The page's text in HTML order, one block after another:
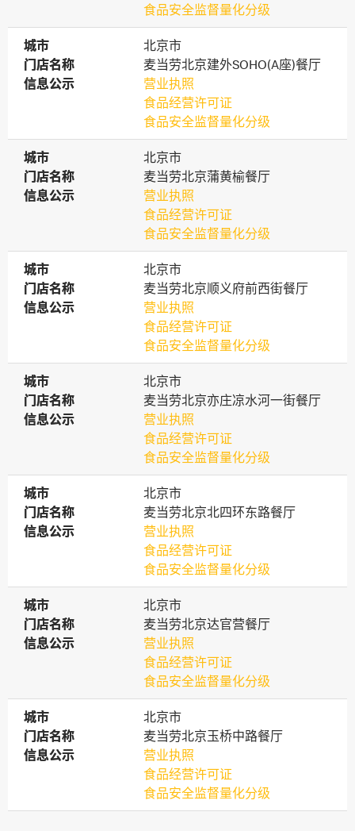
食品安全监督量化分级
城市
城市
北京市
门店名称
门店名称
麦当劳北京建外SOHO(A座)餐厅
信息公示
信息公示
营业执照
食品经营许可证
食品安全监督量化分级
城市
城市
北京市
门店名称
门店名称
麦当劳北京蒲黄榆餐厅
信息公示
信息公示
营业执照
食品经营许可证
食品安全监督量化分级
城市
城市
北京市
门店名称
门店名称
麦当劳北京顺义府前西街餐厅
信息公示
信息公示
营业执照
食品经营许可证
食品安全监督量化分级
城市
城市
北京市
门店名称
门店名称
麦当劳北京亦庄凉水河一街餐厅
信息公示
信息公示
营业执照
食品经营许可证
食品安全监督量化分级
城市
城市
北京市
门店名称
门店名称
麦当劳北京北四环东路餐厅
信息公示
信息公示
营业执照
食品经营许可证
食品安全监督量化分级
城市
城市
北京市
门店名称
门店名称
麦当劳北京达官营餐厅
信息公示
信息公示
营业执照
食品经营许可证
食品安全监督量化分级
城市
城市
北京市
门店名称
门店名称
麦当劳北京玉桥中路餐厅
信息公示
信息公示
营业执照
食品经营许可证
食品安全监督量化分级